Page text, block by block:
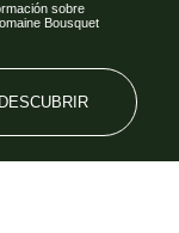
sobre
Bousquet
DESCUBRIR